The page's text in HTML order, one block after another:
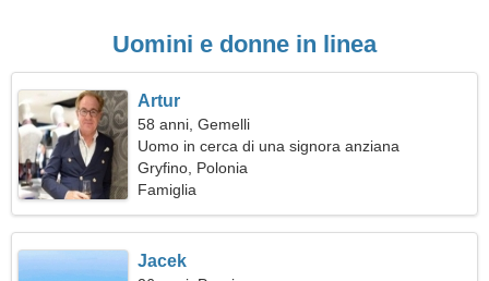
Uomini e donne in linea
Artur
58 anni, Gemelli
Uomo in cerca di una signora anziana
Gryfino, Polonia
Famiglia
Jacek